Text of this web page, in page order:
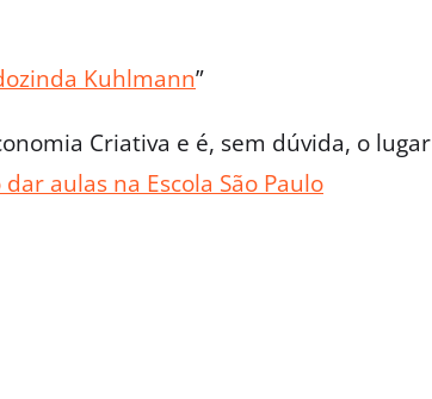
Kuhlmann”
Criativa e é, sem dúvida, o lugar
dar aulas na Escola São Paulo